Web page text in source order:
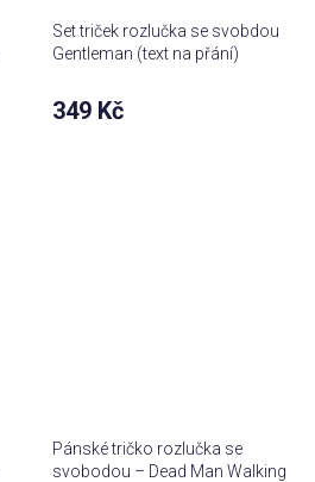
Set triček rozlučka se svobdou
Gentleman (text na přání)
349 Kč
Pánské tričko rozlučka se
svobodou – Dead Man Walking